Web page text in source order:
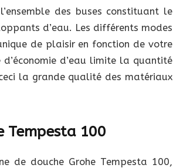
des buses constituant le
d’eau. Les différents modes
de plaisir en fonction de votre
d’économie d’eau limite la quantité
la grande qualité des matériaux
Tempesta 100
de douche Grohe Tempesta 100,